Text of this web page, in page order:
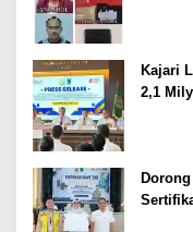
Kajari
2,1